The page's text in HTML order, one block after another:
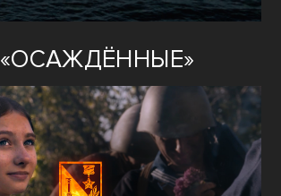
«ОСАЖДЁННЫЕ»